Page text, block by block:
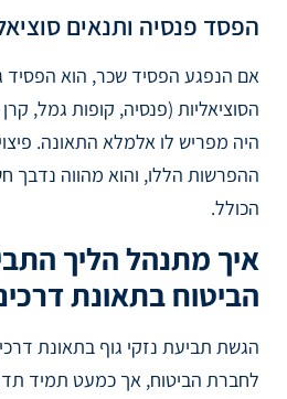
הפסד פנסיה ותנאים
אם הנפגע הפסיד שכר, הוא
הסוציאליות (פנסיה, קופות גמל,
היה מפריש לו אלמלא התאונה.
ההפרשות הללו, והוא מהווה נדבך
הכולל.
איך מתנהל הליך
הביטוח בתאונת
הגשת תביעת נזקי גוף בתאונת
לחברת הביטוח, אך כמעט תמיד